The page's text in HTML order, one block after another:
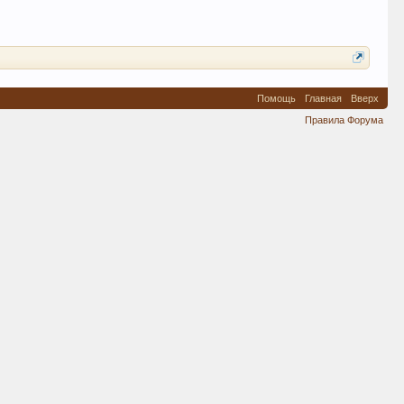
Помощь Главная
Вверх
Правила Форума